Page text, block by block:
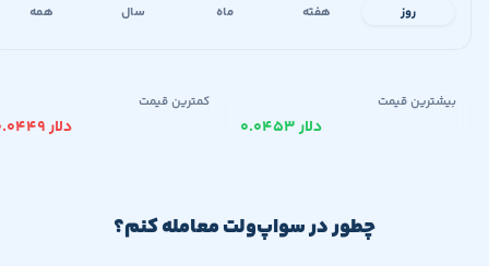
قیمت کمترین قیمت
چطور در سواپ‌ولت معامله کنم؟